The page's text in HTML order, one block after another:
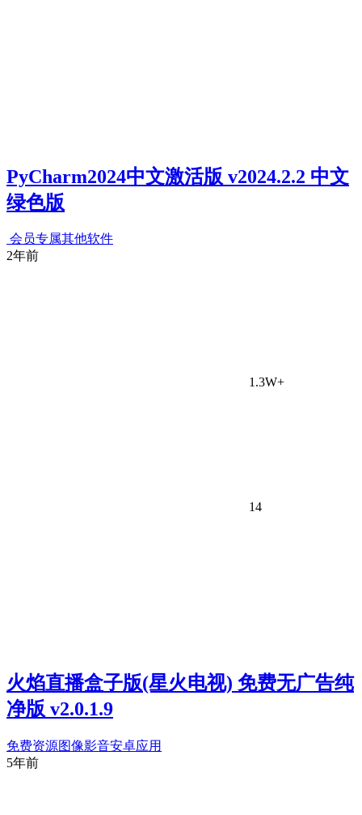
PyCharm2024中文激活版 v2024.2.2 中文
绿色版
会员专属其他软件
2年前
1.3W+
14
火焰直播盒子版(星火电视) 免费无广告纯
净版 v2.0.1.9
免费资源图像影音安卓应用
5年前